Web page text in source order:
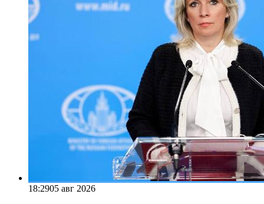
18:2905 авг 2026